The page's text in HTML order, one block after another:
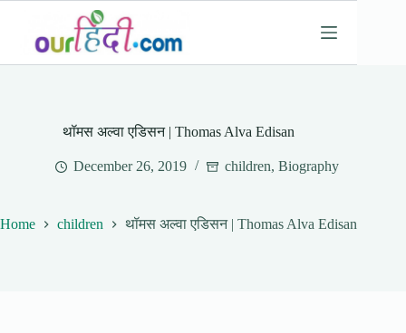
content
थॉमस अल्वा एडिसन | Thomas Alva Edisan
December 26, 2019 children, Biography
Home children थॉमस अल्वा एडिसन | Thomas Alva Edisan